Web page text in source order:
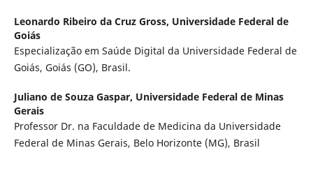
Leonardo Ribeiro da Cruz Gross, Universidade Federal de
Goiás
Especialização em Saúde Digital da Universidade Federal de
Goiás, Goiás (GO), Brasil.
Juliano de Souza Gaspar, Universidade Federal de Minas
Gerais
Professor Dr. na Faculdade de Medicina da Universidade
Federal de Minas Gerais, Belo Horizonte (MG), Brasil